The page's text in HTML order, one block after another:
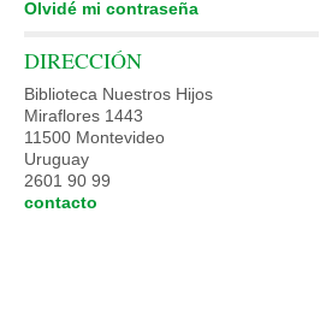
Olvidé mi contraseña
DIRECCIÓN
Biblioteca Nuestros Hijos
Miraflores 1443
11500 Montevideo
Uruguay
2601 90 99
contacto